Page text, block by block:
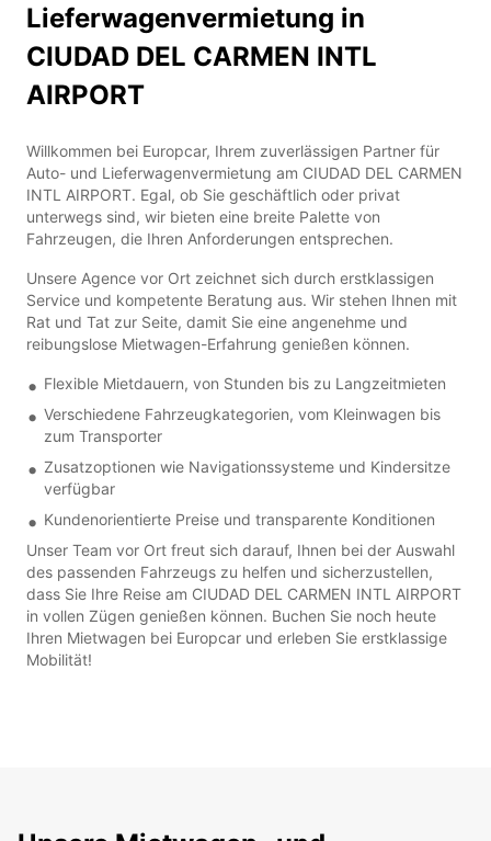
Lieferwagenvermietung in
CIUDAD DEL CARMEN INTL
AIRPORT
Willkommen bei Europcar, Ihrem zuverlässigen Partner für
Auto- und Lieferwagenvermietung am CIUDAD DEL CARMEN
INTL AIRPORT. Egal, ob Sie geschäftlich oder privat
unterwegs sind, wir bieten eine breite Palette von
Fahrzeugen, die Ihren Anforderungen entsprechen.
Unsere Agence vor Ort zeichnet sich durch erstklassigen
Service und kompetente Beratung aus. Wir stehen Ihnen mit
Rat und Tat zur Seite, damit Sie eine angenehme und
reibungslose Mietwagen-Erfahrung genießen können.
Flexible Mietdauern, von Stunden bis zu Langzeitmieten
Verschiedene Fahrzeugkategorien, vom Kleinwagen bis
zum Transporter
Zusatzoptionen wie Navigationssysteme und Kindersitze
verfügbar
Kundenorientierte Preise und transparente Konditionen
Unser Team vor Ort freut sich darauf, Ihnen bei der Auswahl
des passenden Fahrzeugs zu helfen und sicherzustellen,
dass Sie Ihre Reise am CIUDAD DEL CARMEN INTL AIRPORT
in vollen Zügen genießen können. Buchen Sie noch heute
Ihren Mietwagen bei Europcar und erleben Sie erstklassige
Mobilität!